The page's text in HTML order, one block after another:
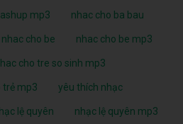
mp3 nhac cho ba bau
nhac cho be nhac cho be mp3
cho tre so sinh mp3
trẻ mp3 yêu thích nhạc
lệ quyên nhạc lệ quyên mp3